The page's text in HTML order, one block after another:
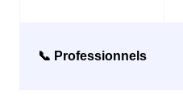
📞 Professionnels